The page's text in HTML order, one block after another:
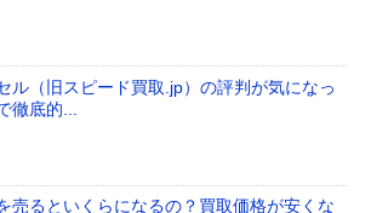
ル（旧スピード買取.jp）の評判が気になっ
徹底的...
売るといくらになるの？買取価格が安くな